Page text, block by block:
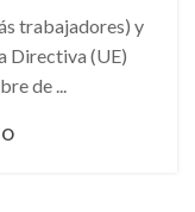
trabajadores) y
Directiva (UE)
de ...